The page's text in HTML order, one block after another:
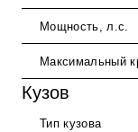
Мощность, л.с.
Максимальный
Кузов
Тип кузова